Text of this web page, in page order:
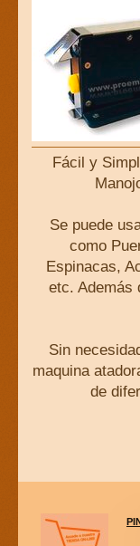
Fácil y
Se puede
como
Espinacas,
etc. Además
Sin
maquina
de